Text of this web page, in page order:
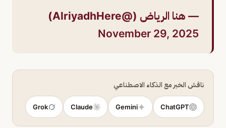
— هنا الرياض (@AlriyadhHere)
November 29, 2025
ناقش الخبر مع الذكاء الاصطناعي
ChatGPT
Gemini
Claude
Grok